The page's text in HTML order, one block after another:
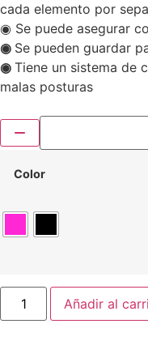
cada elemento por
◉ Se puede asegurar
◉ Se pueden guardar
◉ Tiene un sistema de
malas posturas
Color
Añadir al